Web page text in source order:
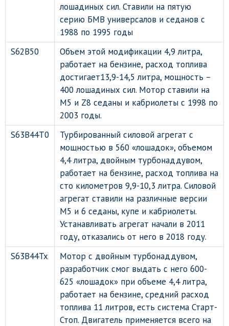
лошадиных сил. Ставили на пятую
серию БМВ универсалов и седанов с
1988 по 1995 годы
S62B50
Объем этой модификации 4,9 литра,
работает на бензине, расход топлива
достигает13,9-14,5 литра, мощность –
400 лошадиных сил. Мотор ставили на
М5 и Z8 седаны и кабриолеты с 1998 по
2003 годы.
S63B44T0
Турбированный силовой агрегат с
мощностью в 560 «лошадок», объемом
4,4 литра, двойным турбонаддувом,
работает на бензине, расход топлива на
сто километров 9,9-10,3 литра. Силовой
агрегат ставили на различные версии
М5 и 6 седаны, купе и кабриолеты.
Устанавливать агрегат начали в 2011
году, отказались от него в 2018 году.
S63B44Tx
Мотор с двойным турбонаддувом,
разработчик смог выдать с него 600-
625 «лошадок» при объеме 4,4 литра,
работает на бензине, средний расход
топлива 11 литров, есть система Старт-
Стоп. Двигатель применяется всего на